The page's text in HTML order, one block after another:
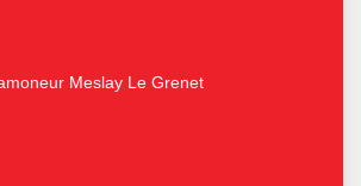
Meslay Le Grenet